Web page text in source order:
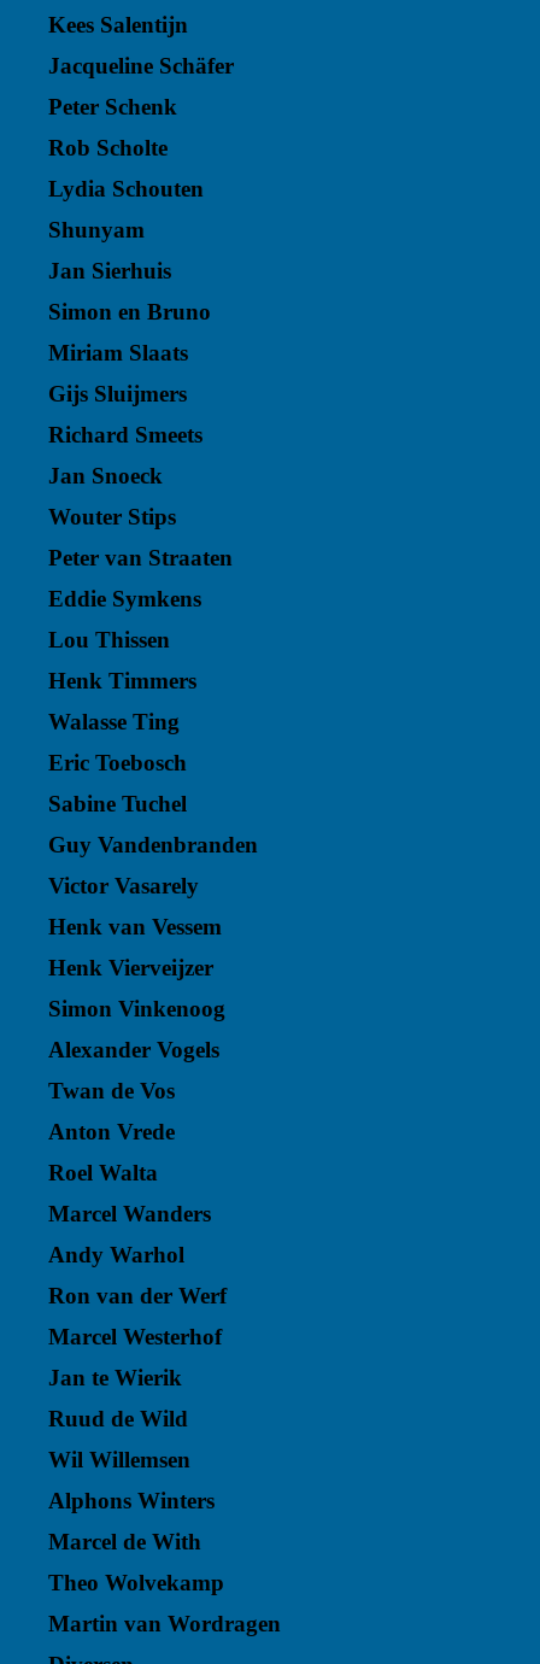
Kees Salentijn
Jacqueline Schäfer
Peter Schenk
Rob Scholte
Lydia Schouten
Shunyam
Jan Sierhuis
Simon en Bruno
Miriam Slaats
Gijs Sluijmers
Richard Smeets
Jan Snoeck
Wouter Stips
Peter van Straaten
Eddie Symkens
Lou Thissen
Henk Timmers
Walasse Ting
Eric Toebosch
Sabine Tuchel
Guy Vandenbranden
Victor Vasarely
Henk van Vessem
Henk Vierveijzer
Simon Vinkenoog
Alexander Vogels
Twan de Vos
Anton Vrede
Roel Walta
Marcel Wanders
Andy Warhol
Ron van der Werf
Marcel Westerhof
Jan te Wierik
Ruud de Wild
Wil Willemsen
Alphons Winters
Marcel de With
Theo Wolvekamp
Martin van Wordragen